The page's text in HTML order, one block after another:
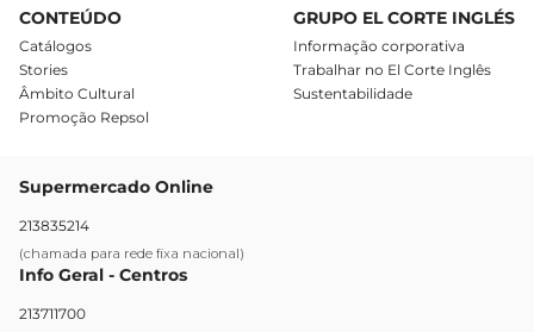
CONTEÚDO
Catálogos
Stories
Âmbito Cultural
Promoção Repsol
GRUPO EL CORTE INGLÉS
Informação corporativa
Trabalhar no El Corte Inglês
Sustentabilidade
Supermercado Online
213835214
(chamada para rede fixa nacional)
Info Geral - Centros
213711700